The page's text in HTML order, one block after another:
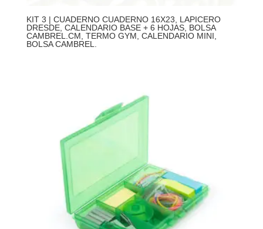
KIT 3 | CUADERNO CUADERNO 16X23, LAPICERO
DRESDE, CALENDARIO BASE + 6 HOJAS, BOLSA
CAMBREL.CM, TERMO GYM, CALENDARIO MINI,
BOLSA CAMBREL.